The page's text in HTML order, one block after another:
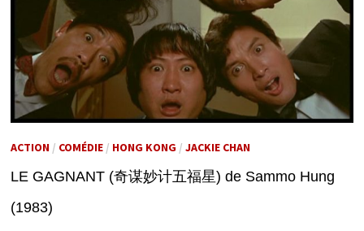
ACTION/ COMÉDIE/ HONG KONG/ JACKIE CHAN
LE GAGNANT (奇谋妙计五福星) de Sammo Hung
(1983)